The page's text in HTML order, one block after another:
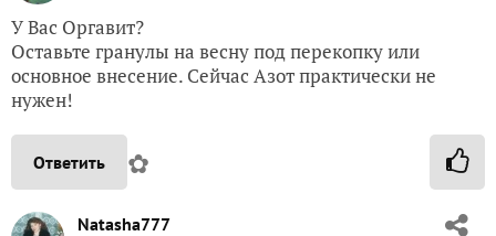
У Вас Оргавит?
Оставьте гранулы на весну под перекопку или
основное внесение. Сейчас Азот практически не
нужен!
Ответить ✿
Natasha777